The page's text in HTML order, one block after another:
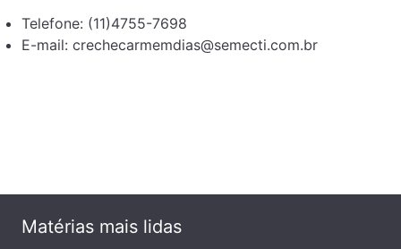
Telefone: (11)4755-7698
E-mail: crechecarmemdias@semecti.com.br
Matérias mais lidas